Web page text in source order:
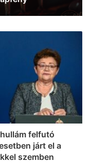
felfutó
járt el a
szemben